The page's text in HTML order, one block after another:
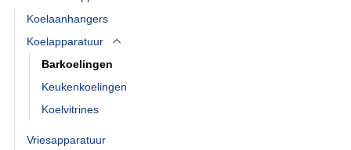
Koelaanhangers
Koelapparatuur
Barkoelingen
Keukenkoelingen
Koelvitrines
Vriesapparatuur